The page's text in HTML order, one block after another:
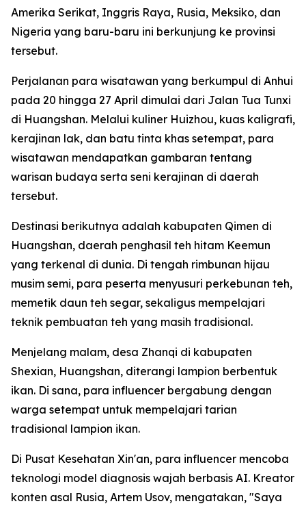
Amerika Serikat, Inggris Raya, Rusia, Meksiko, dan
Nigeria yang baru-baru ini berkunjung ke provinsi
tersebut.
Perjalanan para wisatawan yang berkumpul di Anhui
pada 20 hingga 27 April dimulai dari Jalan Tua Tunxi
di Huangshan. Melalui kuliner Huizhou, kuas kaligrafi,
kerajinan lak, dan batu tinta khas setempat, para
wisatawan mendapatkan gambaran tentang
warisan budaya serta seni kerajinan di daerah
tersebut.
Destinasi berikutnya adalah kabupaten Qimen di
Huangshan, daerah penghasil teh hitam Keemun
yang terkenal di dunia. Di tengah rimbunan hijau
musim semi, para peserta menyusuri perkebunan teh,
memetik daun teh segar, sekaligus mempelajari
teknik pembuatan teh yang masih tradisional.
Menjelang malam, desa Zhanqi di kabupaten
Shexian, Huangshan, diterangi lampion berbentuk
ikan. Di sana, para influencer bergabung dengan
warga setempat untuk mempelajari tarian
tradisional lampion ikan.
Di Pusat Kesehatan Xin'an, para influencer mencoba
teknologi model diagnosis wajah berbasis AI. Kreator
konten asal Rusia, Artem Usov, mengatakan, "Saya